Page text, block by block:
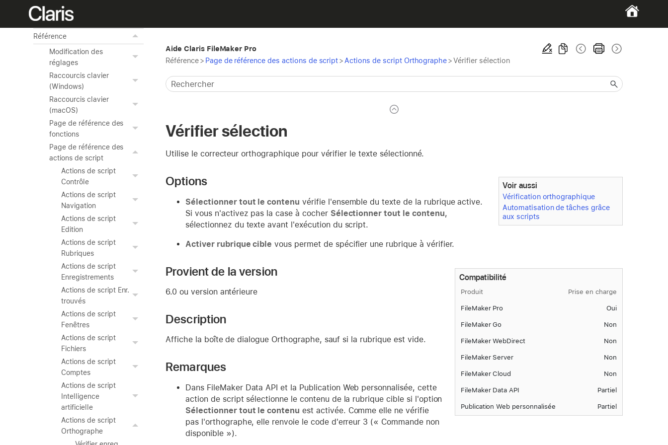
données externes
Utilisation des outils avancés
Référence
Modification des
réglages
Raccourcis clavier
(Windows)
Raccourcis clavier
(macOS)
Page de référence des
fonctions
Page de référence des
actions de script
Actions de script
Contrôle
Actions de script
Navigation
Actions de script
Edition
Actions de script
Rubriques
Actions de script
Enregistrements
Actions de script Enr.
trouvés
Actions de script
Fenêtres
Actions de script
Fichiers
Actions de script
Comptes
Actions de script
Intelligence
artificielle
Actions de script
Orthographe
Aide Claris FileMaker Pro
Référence> Page de référence des actions de script> Actions de script Orthographe>Vérifier sélection
Vérifier sélection
Utilise le correcteur orthographique pour vérifier le texte sélectionné.
Voir aussi
Vérification orthographique
Automatisation de tâches grâce
aux scripts
Options
Sélectionner tout le contenu vérifie l'ensemble du texte de la rubrique active.
Si vous n'activez pas la case à cocher Sélectionner tout le contenu,
sélectionnez du texte avant l'exécution du script.
Activer rubrique cible vous permet de spécifier une rubrique à vérifier.
Compatibilité
Produit Prise en charge
FileMaker Pro Oui
FileMaker Go Non
FileMaker WebDirect Non
FileMaker Server Non
FileMaker Cloud Non
FileMaker Data API Partiel
Publication Web personnalisée Partiel
Provient de la version
6.0 ou version antérieure
Description
Affiche la boîte de dialogue Orthographe, sauf si la rubrique est vide.
Remarques
Dans FileMaker Data API et la Publication Web personnalisée, cette
action de script sélectionne le contenu de la rubrique cible si l'option
Sélectionner tout le contenu est activée. Comme elle ne vérifie
pas l'orthographe, elle renvoie le code d'erreur 3 (« Commande non
disponible »).